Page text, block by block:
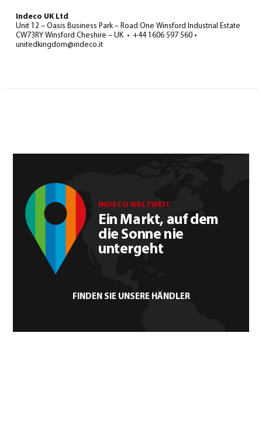
Indeco UK Ltd
Unit 12 – Oasis Business Park – Road One Winsford Industrial Estate
CW73RY Winsford Cheshire – UK • +44 1606 597 560 •
unitedkingdom@indeco.it
INDECO WELTWEIT
Ein Markt, auf dem
die Sonne nie
untergeht
FINDEN SIE UNSERE HÄNDLER